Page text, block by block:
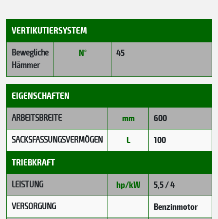
VERTIKUTIERSYSTEM
Bewegliche
Hämmer
N° 45
EIGENSCHAFTEN
ARBEITSBREITE mm 600
SACKSFASSUNGSVERMÖGEN L 100
TRIEBKRAFT
LEISTUNG hp/kW 5,5 / 4
VERSORGUNG Benzinmotor